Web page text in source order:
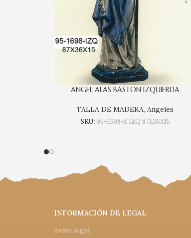
ANGEL ALAS BASTON IZQUIERDA
TALLA DE MADERA,Angeles
SKU: 95-1698-X IZQ 87X36X15
INFORMACIÓN DE LEGAL
Aviso legal